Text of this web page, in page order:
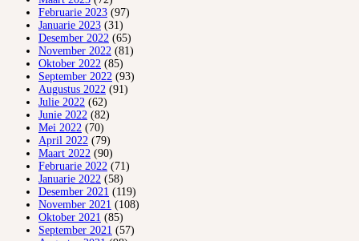
Februarie 2023 (97)
Januarie 2023 (31)
Desember 2022 (65)
November 2022 (81)
Oktober 2022 (85)
September 2022 (93)
Augustus 2022 (91)
Julie 2022 (62)
Junie 2022 (82)
Mei 2022 (70)
April 2022 (79)
Maart 2022 (90)
Februarie 2022 (71)
Januarie 2022 (58)
Desember 2021 (119)
November 2021 (108)
Oktober 2021 (85)
September 2021 (57)